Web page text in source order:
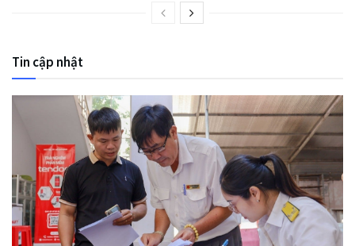
Tin cập nhật